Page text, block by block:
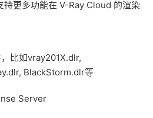
持更多功能在 V-Ray Cloud 的渲染
比如vray201X.dlr,
BlackStorm.dlr等
Server